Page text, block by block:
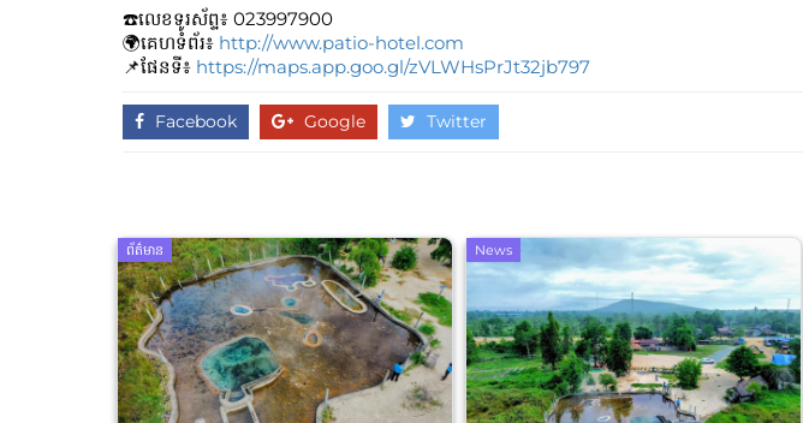
☎️លេខទូរស័ព្ទ៖​​ 023997900
🌍គេហទំព័រ៖ http://www.patio-hotel.com
📌ផែនទី៖ https://maps.app.goo.gl/zVLWHsPrJt32jb797
Facebook Google Twitter
ព័ត៌មាន News